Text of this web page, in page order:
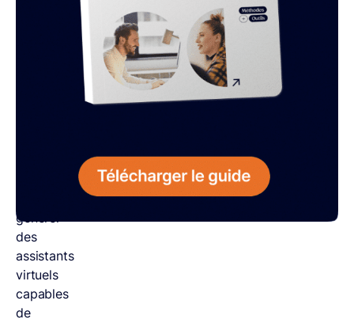
Accessibles
d’utilisateurs,
générer
des
assistants
virtuels
capables
de